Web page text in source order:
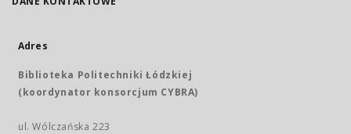
Adres
Biblioteka Politechniki Łódzkiej
(koordynator konsorcjum CYBRA)
ul. Wólczańska 223